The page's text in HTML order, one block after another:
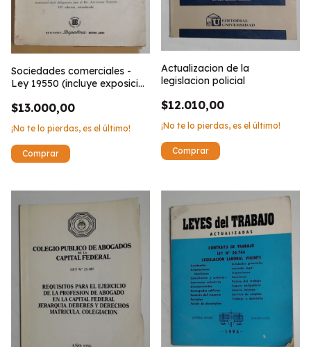
Sociedades comerciales -
Ley 19550 (incluye exposicion
$13.000,00
¡No te lo pierdas, es el último!
Actualizacion de la
legislacion policial
$12.010,00
¡No te lo pierdas, es el último!